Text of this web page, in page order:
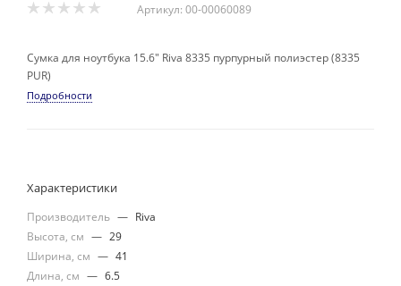
Артикул: 00-00060089
Сумка для ноутбука 15.6" Riva 8335 пурпурный полиэстер (8335
PUR)
Подробности
Характеристики
Производитель — Riva
Высота, см — 29
Ширина, см — 41
Длина, см — 6.5